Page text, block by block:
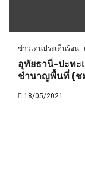
ข่าวเด่นประเด็นร้อน
อุทัยธานี-ปะทะ
ชำนาญพื้นที่ (ช
18/05/2021